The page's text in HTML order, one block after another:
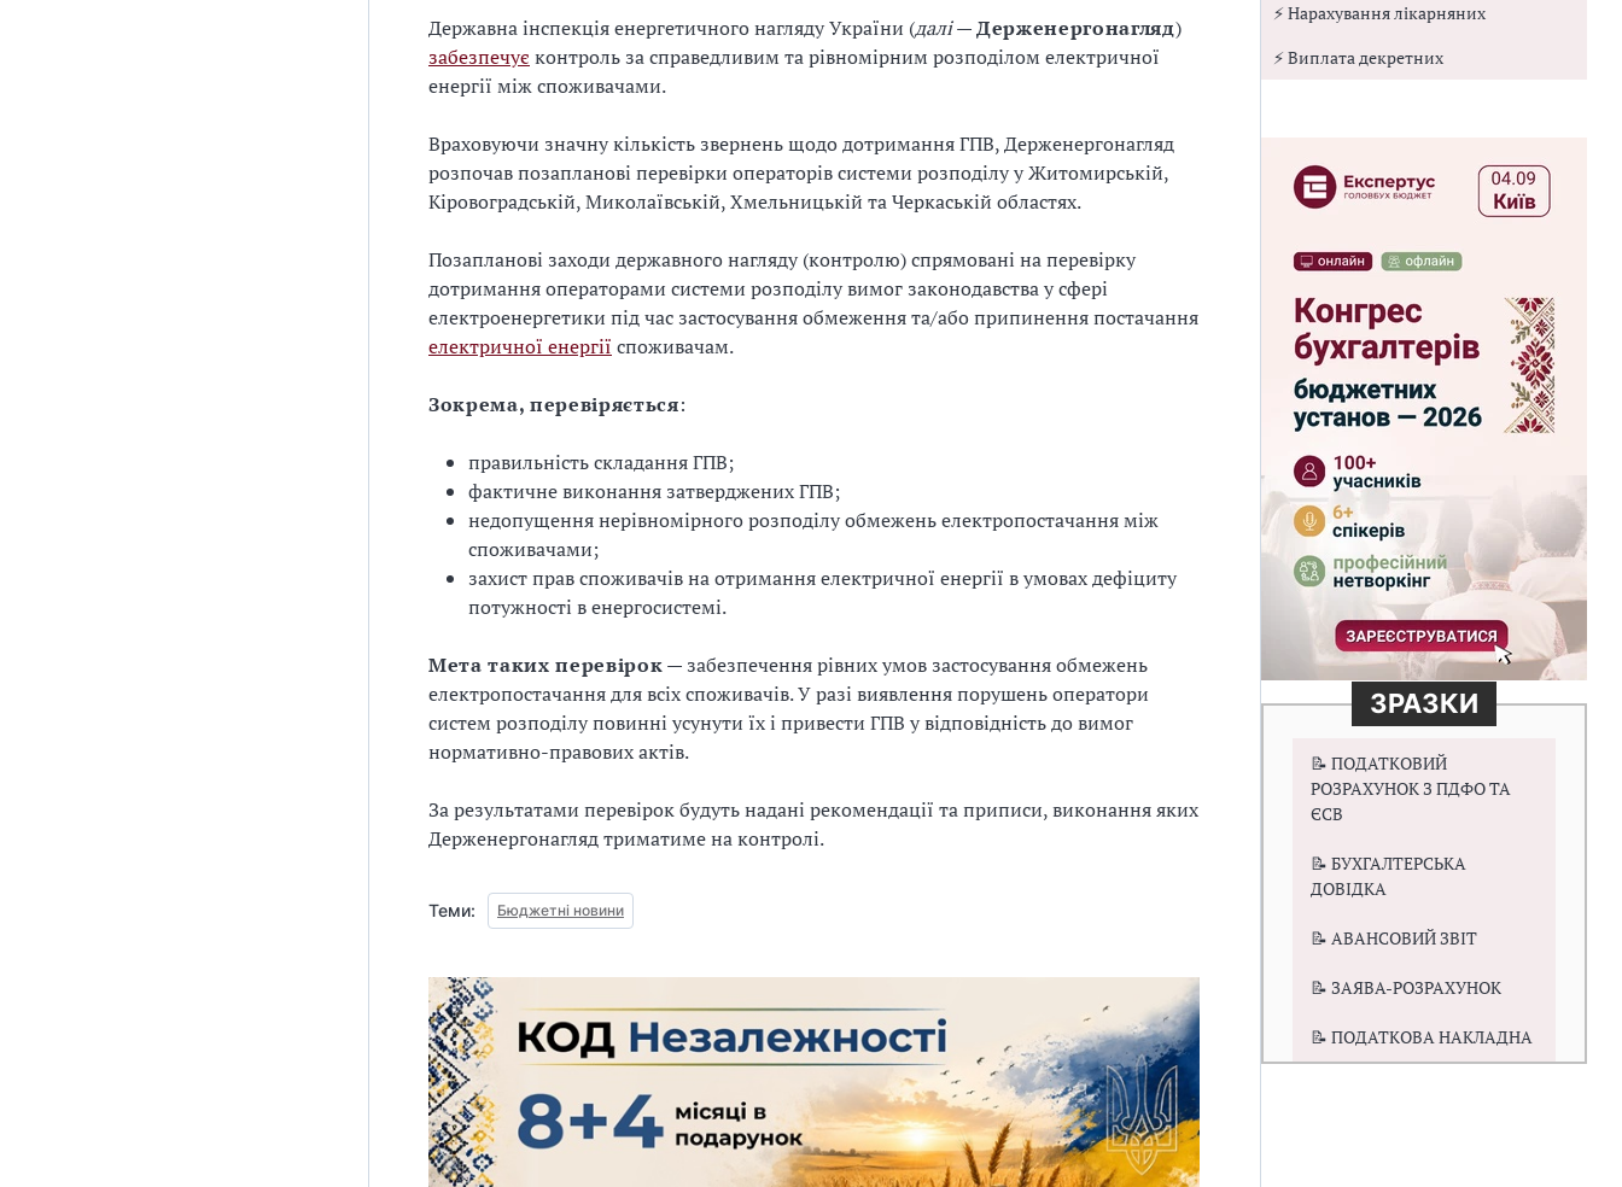
Державна інспекція енергетичного нагляду України (далі—Держенергонагляд)
забезпечує контроль за справедливим та рівномірним розподілом електричної
енергії між споживачами.
Враховуючи значну кількість звернень щодо дотримання ГПВ, Держенергонагляд
розпочав позапланові перевірки операторів системи розподілу у Житомирській,
Кіровоградській, Миколаївській, Хмельницькій та Черкаській областях.
Позапланові заходи державного нагляду (контролю) спрямовані на перевірку
дотримання операторами системи розподілу вимог законодавства у сфері
електроенергетики під час застосування обмеження та/або припинення постачання
електричної енергії споживачам.
Зокрема, перевіряється:
правильність складання ГПВ;
фактичне виконання затверджених ГПВ;
недопущення нерівномірного розподілу обмежень електропостачання між
споживачами;
захист прав споживачів на отримання електричної енергії в умовах дефіциту
потужності в енергосистемі.
Мета таких перевірок— забезпечення рівних умов застосування обмежень
електропостачання для всіх споживачів. У разі виявлення порушень оператори
систем розподілу повинні усунути їх і привести ГПВ у відповідність до вимог
нормативно-правових актів.
За результатами перевірок будуть надані рекомендації та приписи, виконання яких
Держенергонагляд триматиме на контролі.
Теми: Бюджетні новини
⚡ Нарахування лікарняних
⚡ Виплата декретних
ЗРАЗКИ
📝 ПОДАТКОВИЙ
РОЗРАХУНОК З ПДФО ТА
ЄСВ
📝 БУХГАЛТЕРСЬКА
ДОВІДКА
📝 АВАНСОВИЙ ЗВІТ
📝 ЗАЯВА-РОЗРАХУНОК
📝 ПОДАТКОВА НАКЛАДНА